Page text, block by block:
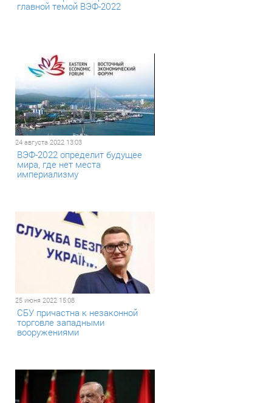
главной темой ВЭФ-2022
24 августа 2022 13:03
ВЭФ-2022 определит будущее
мира, где нет места
империализму
25 июня 2022 15:08
СБУ причастна к незаконной
торговле западными
вооружениями